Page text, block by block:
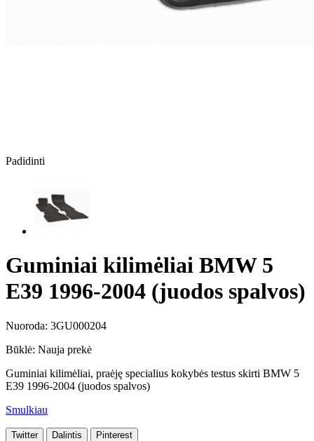
Padidinti
Guminiai kilimėliai BMW 5
E39 1996-2004 (juodos spalvos)
Nuoroda: 3GU000204
Būklė: Nauja prekė
Guminiai kilimėliai, praėję specialius kokybės testus skirti BMW 5
E39 1996-2004 (juodos spalvos)
Smulkiau
Twitter Dalintis Pinterest